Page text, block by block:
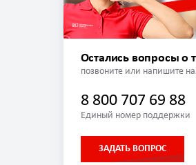
Остались вопросы о
позвоните или напишите
8 800 707 69 88
Единый номер поддержки
ЗАДАТЬ ВОПРОС